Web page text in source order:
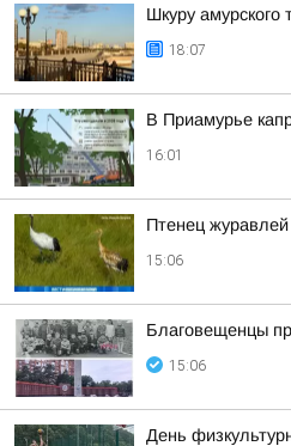
Шкуру амурского
18:07
В Приамурье
16:01
Птенец
15:06
Благовещенцы
15:06
День